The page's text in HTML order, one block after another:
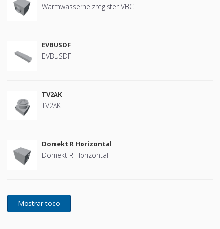
Warmwasserheizregister VBC
EVBUSDF
EVBUSDF
TV2AK
TV2AK
Domekt R Horizontal
Domekt R Horizontal